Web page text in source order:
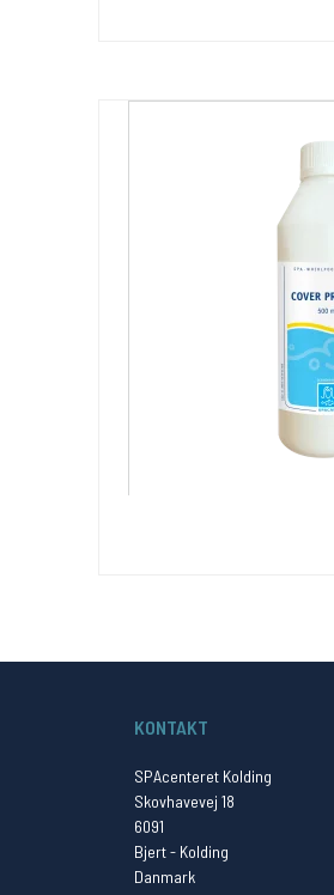
KONTAKT
SPAcenteret Kolding
Skovhavevej 18
6091
Bjert - Kolding
Danmark